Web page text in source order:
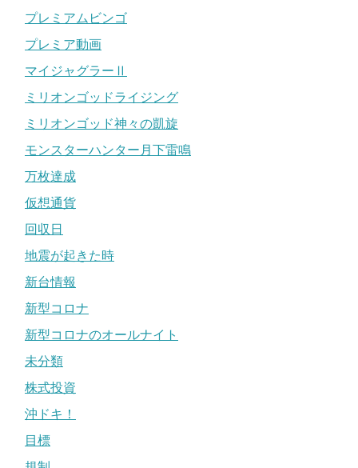
プレミアムビンゴ
プレミア動画
マイジャグラーⅡ
ミリオンゴッドライジング
ミリオンゴッド神々の凱旋
モンスターハンター月下雷鳴
万枚達成
仮想通貨
回収日
地震が起きた時
新台情報
新型コロナ
新型コロナのオールナイト
未分類
株式投資
沖ドキ！
目標